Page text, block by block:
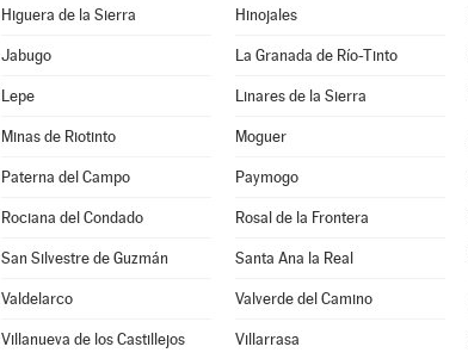
Higuera de la Sierra Hinojales
Jabugo La Granada de Río-Tinto
Lepe Linares de la Sierra
Minas de Riotinto Moguer
Paterna del Campo Paymogo
Rociana del Condado Rosal de la Frontera
San Silvestre de Guzmán Santa Ana la Real
Valdelarco Valverde del Camino
Villanueva de los Castillejos Villarrasa